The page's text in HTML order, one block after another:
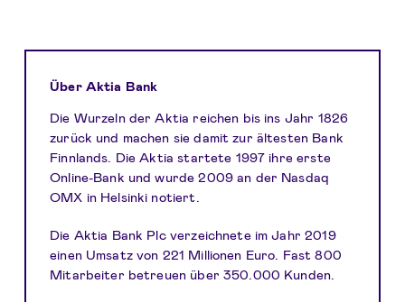
Über Aktia Bank
Die Wurzeln der Aktia reichen bis ins Jahr 1826
zurück und machen sie damit zur ältesten Bank
Finnlands. Die Aktia startete 1997 ihre erste
Online-Bank und wurde 2009 an der Nasdaq
OMX in Helsinki notiert.
Die Aktia Bank Plc verzeichnete im Jahr 2019
einen Umsatz von 221 Millionen Euro. Fast 800
Mitarbeiter betreuen über 350.000 Kunden.